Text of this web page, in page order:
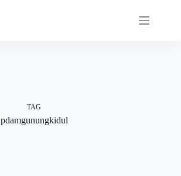
TAG
pdamgunungkidul